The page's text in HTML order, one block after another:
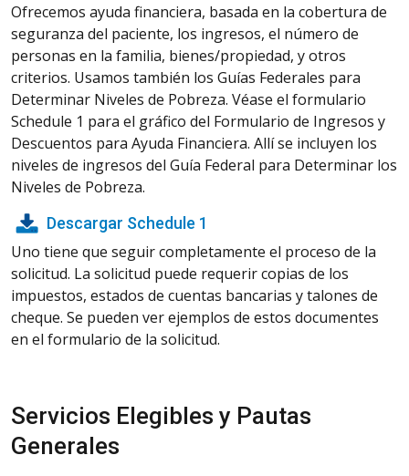
Ofrecemos ayuda financiera, basada en la cobertura de
seguranza del paciente, los ingresos, el número de
personas en la familia, bienes/propiedad, y otros
criterios. Usamos también los Guías Federales para
Determinar Niveles de Pobreza. Véase el formulario
Schedule 1 para el gráfico del Formulario de Ingresos y
Descuentos para Ayuda Financiera. Allí se incluyen los
niveles de ingresos del Guía Federal para Determinar los
Niveles de Pobreza.
Descargar Schedule 1
Uno tiene que seguir completamente el proceso de la
solicitud. La solicitud puede requerir copias de los
impuestos, estados de cuentas bancarias y talones de
cheque. Se pueden ver ejemplos de estos documentes
en el formulario de la solicitud.
Servicios Elegibles y Pautas
Generales